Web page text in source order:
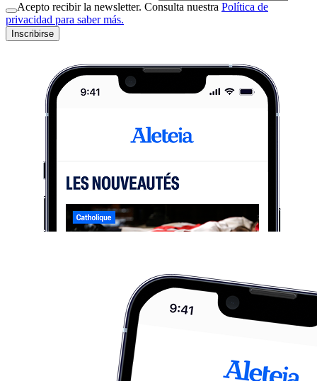
Acepto recibir la newsletter. Consulta nuestra Política de
privacidad para saber más.
Inscribirse